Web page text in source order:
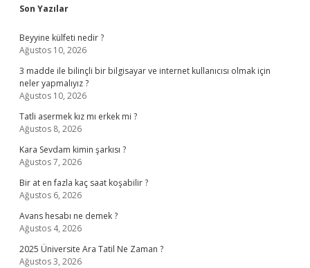
Sidebar
Son Yazılar
Beyyine külfeti nedir ?
Ağustos 10, 2026
3 madde ile bilinçli bir bilgisayar ve internet kullanıcısı olmak için
neler yapmalıyız ?
Ağustos 10, 2026
Tatli asermek kız mı erkek mi ?
Ağustos 8, 2026
Kara Sevdam kimin şarkısı ?
Ağustos 7, 2026
Bir at en fazla kaç saat koşabilir ?
Ağustos 6, 2026
Avans hesabı ne demek ?
Ağustos 4, 2026
2025 Üniversite Ara Tatil Ne Zaman ?
Ağustos 3, 2026